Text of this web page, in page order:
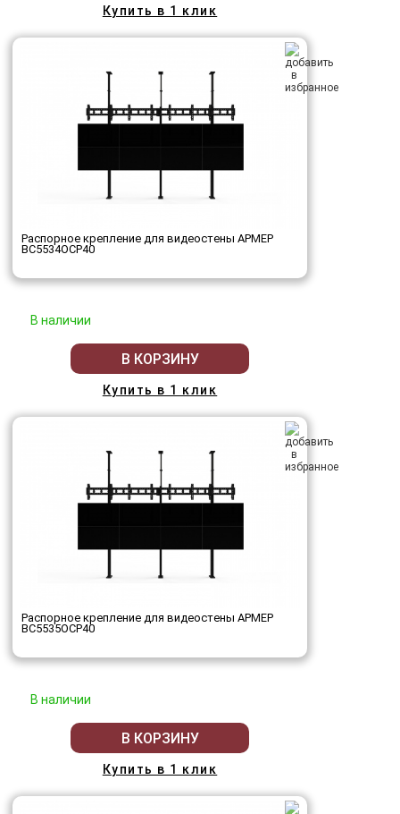
Купить в 1 клик
Распорное крепление для видеостены АРМЕР
ВС5534ОСР40
В наличии
В КОРЗИНУ
Купить в 1 клик
Распорное крепление для видеостены АРМЕР
ВС5535ОСР40
В наличии
В КОРЗИНУ
Купить в 1 клик